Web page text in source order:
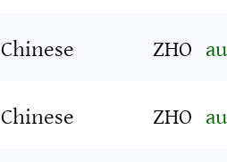
Chinese
ZHO
Chinese
ZHO